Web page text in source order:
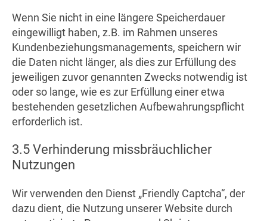
Wenn Sie nicht in eine längere Speicherdauer
eingewilligt haben, z.B. im Rahmen unseres
Kundenbeziehungsmanagements, speichern wir
die Daten nicht länger, als dies zur Erfüllung des
jeweiligen zuvor genannten Zwecks notwendig ist
oder so lange, wie es zur Erfüllung einer etwa
bestehenden gesetzlichen Aufbewahrungspflicht
erforderlich ist.
3.5 Verhinderung missbräuchlicher
Nutzungen
Wir verwenden den Dienst „Friendly Captcha“, der
dazu dient, die Nutzung unserer Website durch